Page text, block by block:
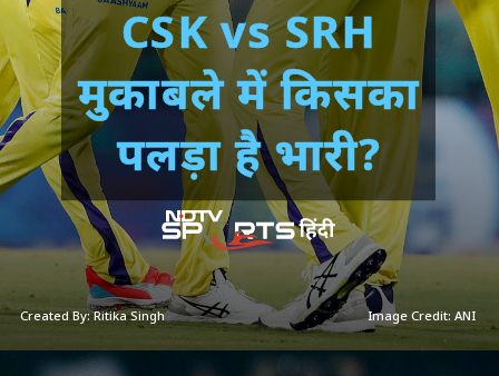
Created By: Ritika Singh Image Credit: ANI
CSK vs SRH
मुकाबले में किसका
पलड़ा है भारी?